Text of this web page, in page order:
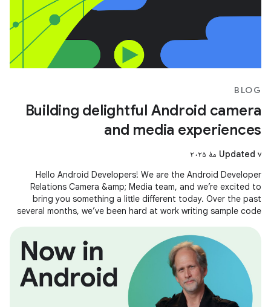
BLOG
Building delightful Android camera
and media experiences
Updated ۷ مهٔ ۲۰۲۵
Hello Android Developers! We are the Android Developer
Relations Camera &amp; Media team, and we’re excited to
bring you something a little different today. Over the past
several months, we’ve been hard at work writing sample code